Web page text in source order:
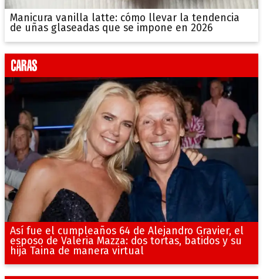
Manicura vanilla latte: cómo llevar la tendencia
de uñas glaseadas que se impone en 2026
Así fue el cumpleaños 64 de Alejandro Gravier, el
esposo de Valeria Mazza: dos tortas, batidos y su
hija Taina de manera virtual